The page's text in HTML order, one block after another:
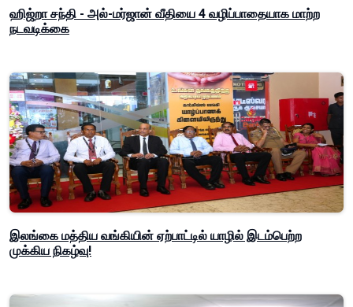
ஹிஜ்றா சந்தி - அல்-மர்ஜான் வீதியை 4 வழிப்பாதையாக மாற்ற
நடவடிக்கை
இலங்கை மத்திய வங்கியின் ஏற்பாட்டில் யாழில் இடம்பெற்ற
முக்கிய நிகழ்வு!